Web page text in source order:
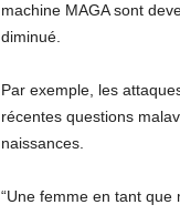
machine MAGA sont
diminué.
Par exemple, les
récentes questions
naissances.
“Une femme en tant